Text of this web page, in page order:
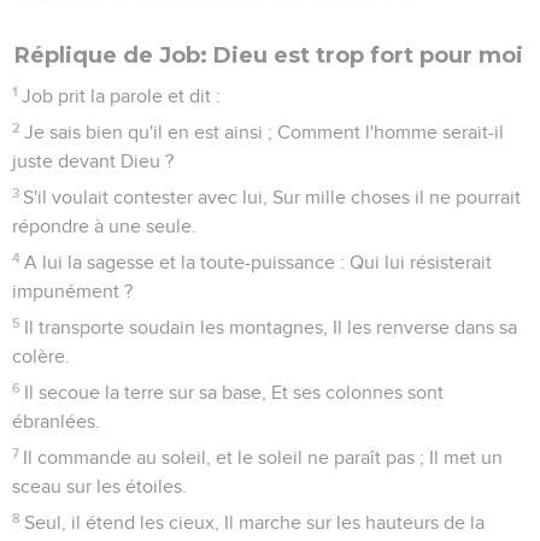
Réplique de Job: Dieu est trop fort pour moi
1 Job prit la parole et dit :
2 Je sais bien qu'il en est ainsi ; Comment l'homme serait-il
juste devant Dieu ?
3 S'il voulait contester avec lui, Sur mille choses il ne pourrait
répondre à une seule.
4 A lui la sagesse et la toute-puissance : Qui lui résisterait
impunément ?
5 Il transporte soudain les montagnes, Il les renverse dans sa
colère.
6 Il secoue la terre sur sa base, Et ses colonnes sont
ébranlées.
7 Il commande au soleil, et le soleil ne paraît pas ; Il met un
sceau sur les étoiles.
8 Seul, il étend les cieux, Il marche sur les hauteurs de la